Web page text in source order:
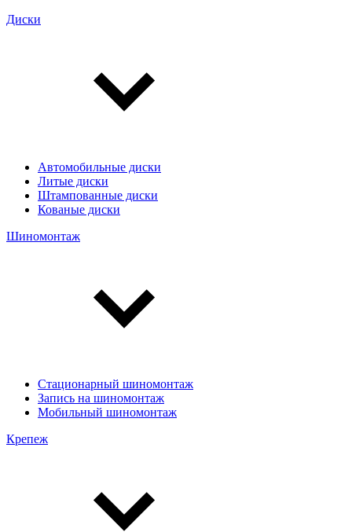
Диски
Автомобильные диски
Литые диски
Штампованные диски
Кованые диски
Шиномонтаж
Стационарный шиномонтаж
Запись на шиномонтаж
Мобильный шиномонтаж
Крепеж